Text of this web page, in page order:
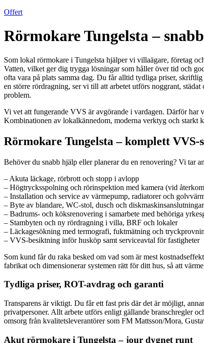
Offert
Rörmokare Tungelsta –
Som lokal rörmokare i Tungelsta hjälper vi villaägare, företag
Vatten, vilket ger dig trygga lösningar som håller över tid och
ofta vara på plats samma dag. Du får alltid tydliga priser,
en större rördragning, ser vi till att arbetet utförs noggrant,
problem.
Vi vet att fungerande VVS är avgörande i vardagen. Därför har
Kombinationen av lokalkännedom, moderna verktyg och
Rörmokare Tungelsta – komplett
Behöver du snabb hjälp eller planerar du en renovering? Vi tar
– Akuta läckage, rörbrott och stopp i avlopp
– Högtrycksspolning och rörinspektion med kamera (vid
– Installation och service av värmepump, radiatorer och
– Byte av blandare, WC-stol, dusch och diskmaskinsanslutningar
– Badrums- och köksrenovering i samarbete med behöriga
– Stambyten och ny rördragning i villa, BRF och lokaler
– Läckagesökning med termografi, fuktmätning och
– VVS-besiktning inför husköp samt serviceavtal för fastigheter
Som kund får du raka besked om vad som är mest
fabrikat och dimensionerar systemen rätt för ditt hus, så att
Tydliga priser, ROT-avdrag och garanti
Transparens är viktigt. Du får ett fast pris där det är möjligt,
privatpersoner. Allt arbete utförs enligt gällande branschregler
omsorg från kvalitetsleverantörer som FM Mattsson/Mora,
Akut rörmokare i Tungelsta – jour dygnet runt